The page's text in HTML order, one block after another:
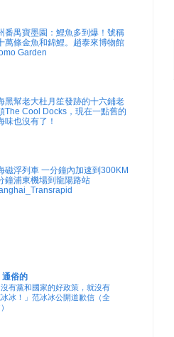
番禺寶墨園：鯉魚多到爆！號稱
萬條金魚和錦鯉。趙泰來博物館
Garden
黑幫老大杜月笙發跡的十六鋪老
The Cool Docks，現在一點舊的
味也沒有了！
磁浮列車 一分鐘內加速到300KM
鐘浦東機場到龍陽路站
通俗的
沒有黨和國家的好政策，就沒有
冰！」范冰冰公開道歉信（全